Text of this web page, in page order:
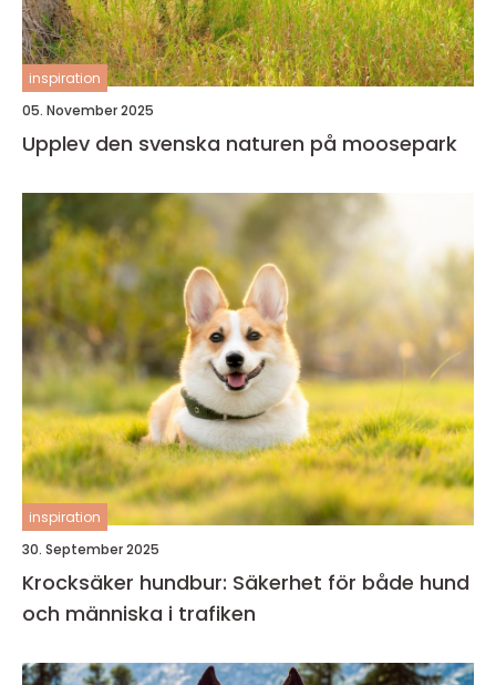
inspiration
05. November 2025
Upplev den svenska naturen på moosepark
inspiration
30. September 2025
Krocksäker hundbur: Säkerhet för både hund
och människa i trafiken